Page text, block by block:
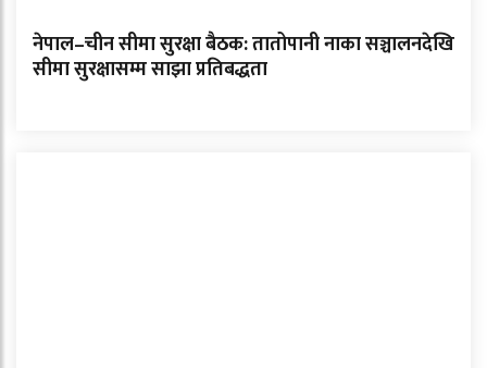
नेपाल–चीन सीमा सुरक्षा बैठक: तातोपानी नाका सञ्चालनदेखि
सीमा सुरक्षासम्म साझा प्रतिबद्धता